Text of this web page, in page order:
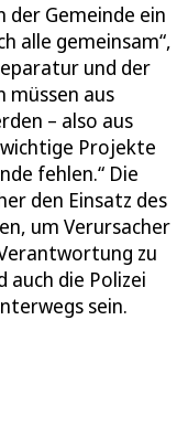
der Gemeinde ein
alle gemeinsam“,
und der
müssen aus
– also aus
Projekte
fehlen.“ Die
den Einsatz des
um Verursacher
zu
auch die Polizei
sein.